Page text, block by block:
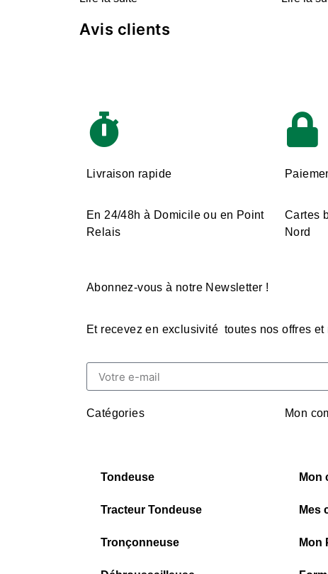
Avis clients
Livraison rapide
En 24/48h à Domicile ou en Point
Relais
Cartes
Nord
Abonnez-vous à notre Newsletter !
Et recevez en exclusivité toutes nos offres et
Catégories
Tondeuse
Tracteur Tondeuse
Tronçonneuse
Mon
Mon
Mes
Mon